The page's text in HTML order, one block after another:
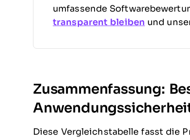
umfassende
transparent bleiben und
Zusammenfassung:
Diese Vergleichstabelle fasst die